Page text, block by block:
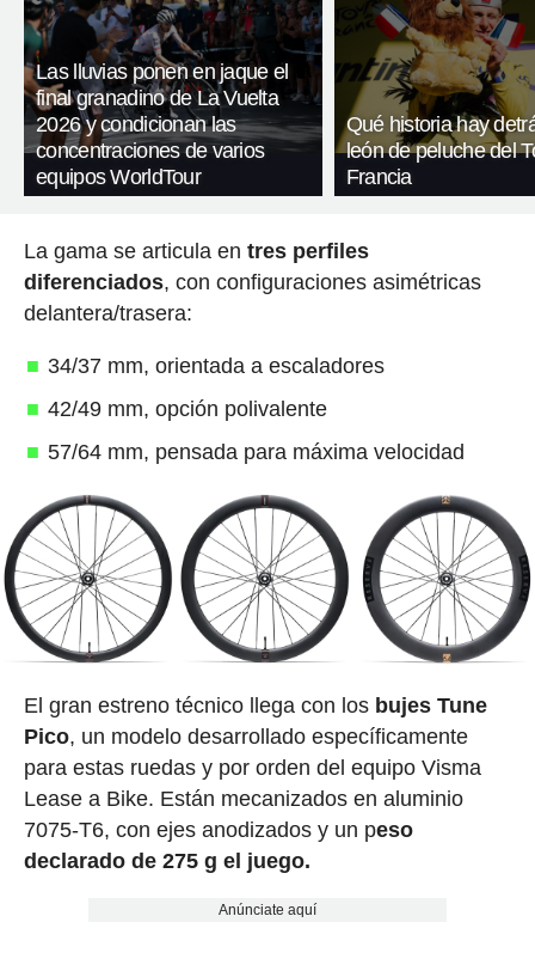
Las lluvias ponen en jaque el
final granadino de La Vuelta
2026 y condicionan las
concentraciones de varios
equipos WorldTour
Qué historia hay
león de peluche del
Francia
La gama se articula en tres perfiles
diferenciados, con configuraciones asimétricas
delantera/trasera:
34/37 mm, orientada a escaladores
42/49 mm, opción polivalente
57/64 mm, pensada para máxima velocidad
El gran estreno técnico llega con los bujes Tune
Pico, un modelo desarrollado específicamente
para estas ruedas y por orden del equipo Visma
Lease a Bike. Están mecanizados en aluminio
7075-T6, con ejes anodizados y un peso
declarado de 275 g el juego.
Anúnciate aquí